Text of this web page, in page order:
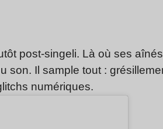
post-singeli. Là où ses
son. Il sample tout :
numériques.